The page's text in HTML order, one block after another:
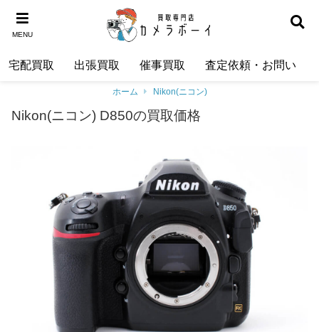
MENU
宅配買取 出張買取 催事買取 査定依頼・お問い合
ホーム Nikon(ニコン)
Nikon(ニコン) D850の買取価格